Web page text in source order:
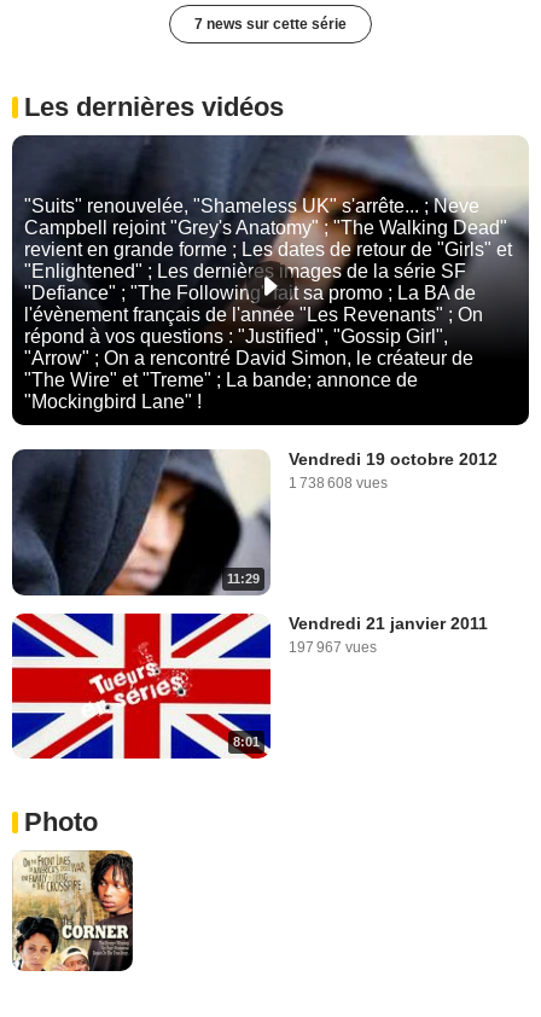
7 news sur cette série
Les dernières vidéos
"Suits" renouvelée, "Shameless UK" s'arrête... ; Neve
Campbell rejoint "Grey's Anatomy" ; "The Walking Dead"
revient en grande forme ; Les dates de retour de "Girls" et
"Enlightened" ; Les dernières images de la série SF
"Defiance" ; "The Following" fait sa promo ; La BA de
l'évènement français de l'année "Les Revenants" ; On
répond à vos questions : "Justified", "Gossip Girl",
"Arrow" ; On a rencontré David Simon, le créateur de
"The Wire" et "Treme" ; La bande; annonce de
"Mockingbird Lane" !
11:29
Vendredi 19 octobre 2012
1 738 608 vues
8:01
Vendredi 21 janvier 2011
197 967 vues
Photo